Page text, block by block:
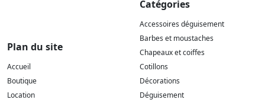
Plan du site
Accueil
Boutique
Location
Catégories
Accessoires déguisement
Barbes et moustaches
Chapeaux et coiffes
Cotillons
Décorations
Déguisement